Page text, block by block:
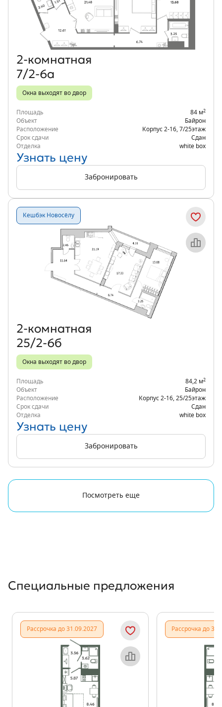
Объект месяца
2‑комнатная
7/2-6а
Окна выходят во двор
Площадь 84 м2
Объект
Байрон
Расположение
Корпус 2-16 7/25этаж
Срок сдачи
Сдан
Отделка
white box
Узнать цену
Забронировать
Кешбэк Новосёлу
Объект месяца
2‑комнатная
25/2-6б
Окна выходят во двор
Площадь 84,2 м2
Объект
Байрон
Расположение
Корпус 2-16 25/25этаж
Срок сдачи
Сдан
Отделка
white box
Узнать цену
Забронировать
Посмотреть еще
Специальные предложения
Рассрочка до 31.09.2027
Объект месяца
Рассрочка до